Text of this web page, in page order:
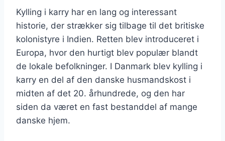
Kylling i karry har en lang og interessant
historie, der strækker sig tilbage til det britiske
kolonistyre i Indien. Retten blev introduceret i
Europa, hvor den hurtigt blev populær blandt
de lokale befolkninger. I Danmark blev kylling i
karry en del af den danske husmandskost i
midten af det 20. århundrede, og den har
siden da været en fast bestanddel af mange
danske hjem.